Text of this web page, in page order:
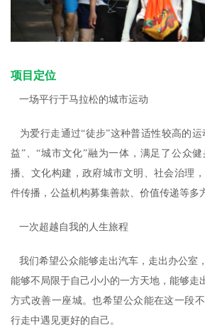
项目定位
一场平行于马拉松的城市运动
为爱行走通过“徒步”这种普适性较高的运
益”、“城市文化”融为一体，满足了公众
播、文化构建，政府城市文明、社会治理
件传播，公益机构募集善款、价值传递等多
一次超越自我的人生旅程
我们希望公众能够走出汽车，走出办公室
能够不局限于自己小小的一方天地，能够走
方式改善一座城。也希望公众能在这一段
行走中遇见更好的自己。